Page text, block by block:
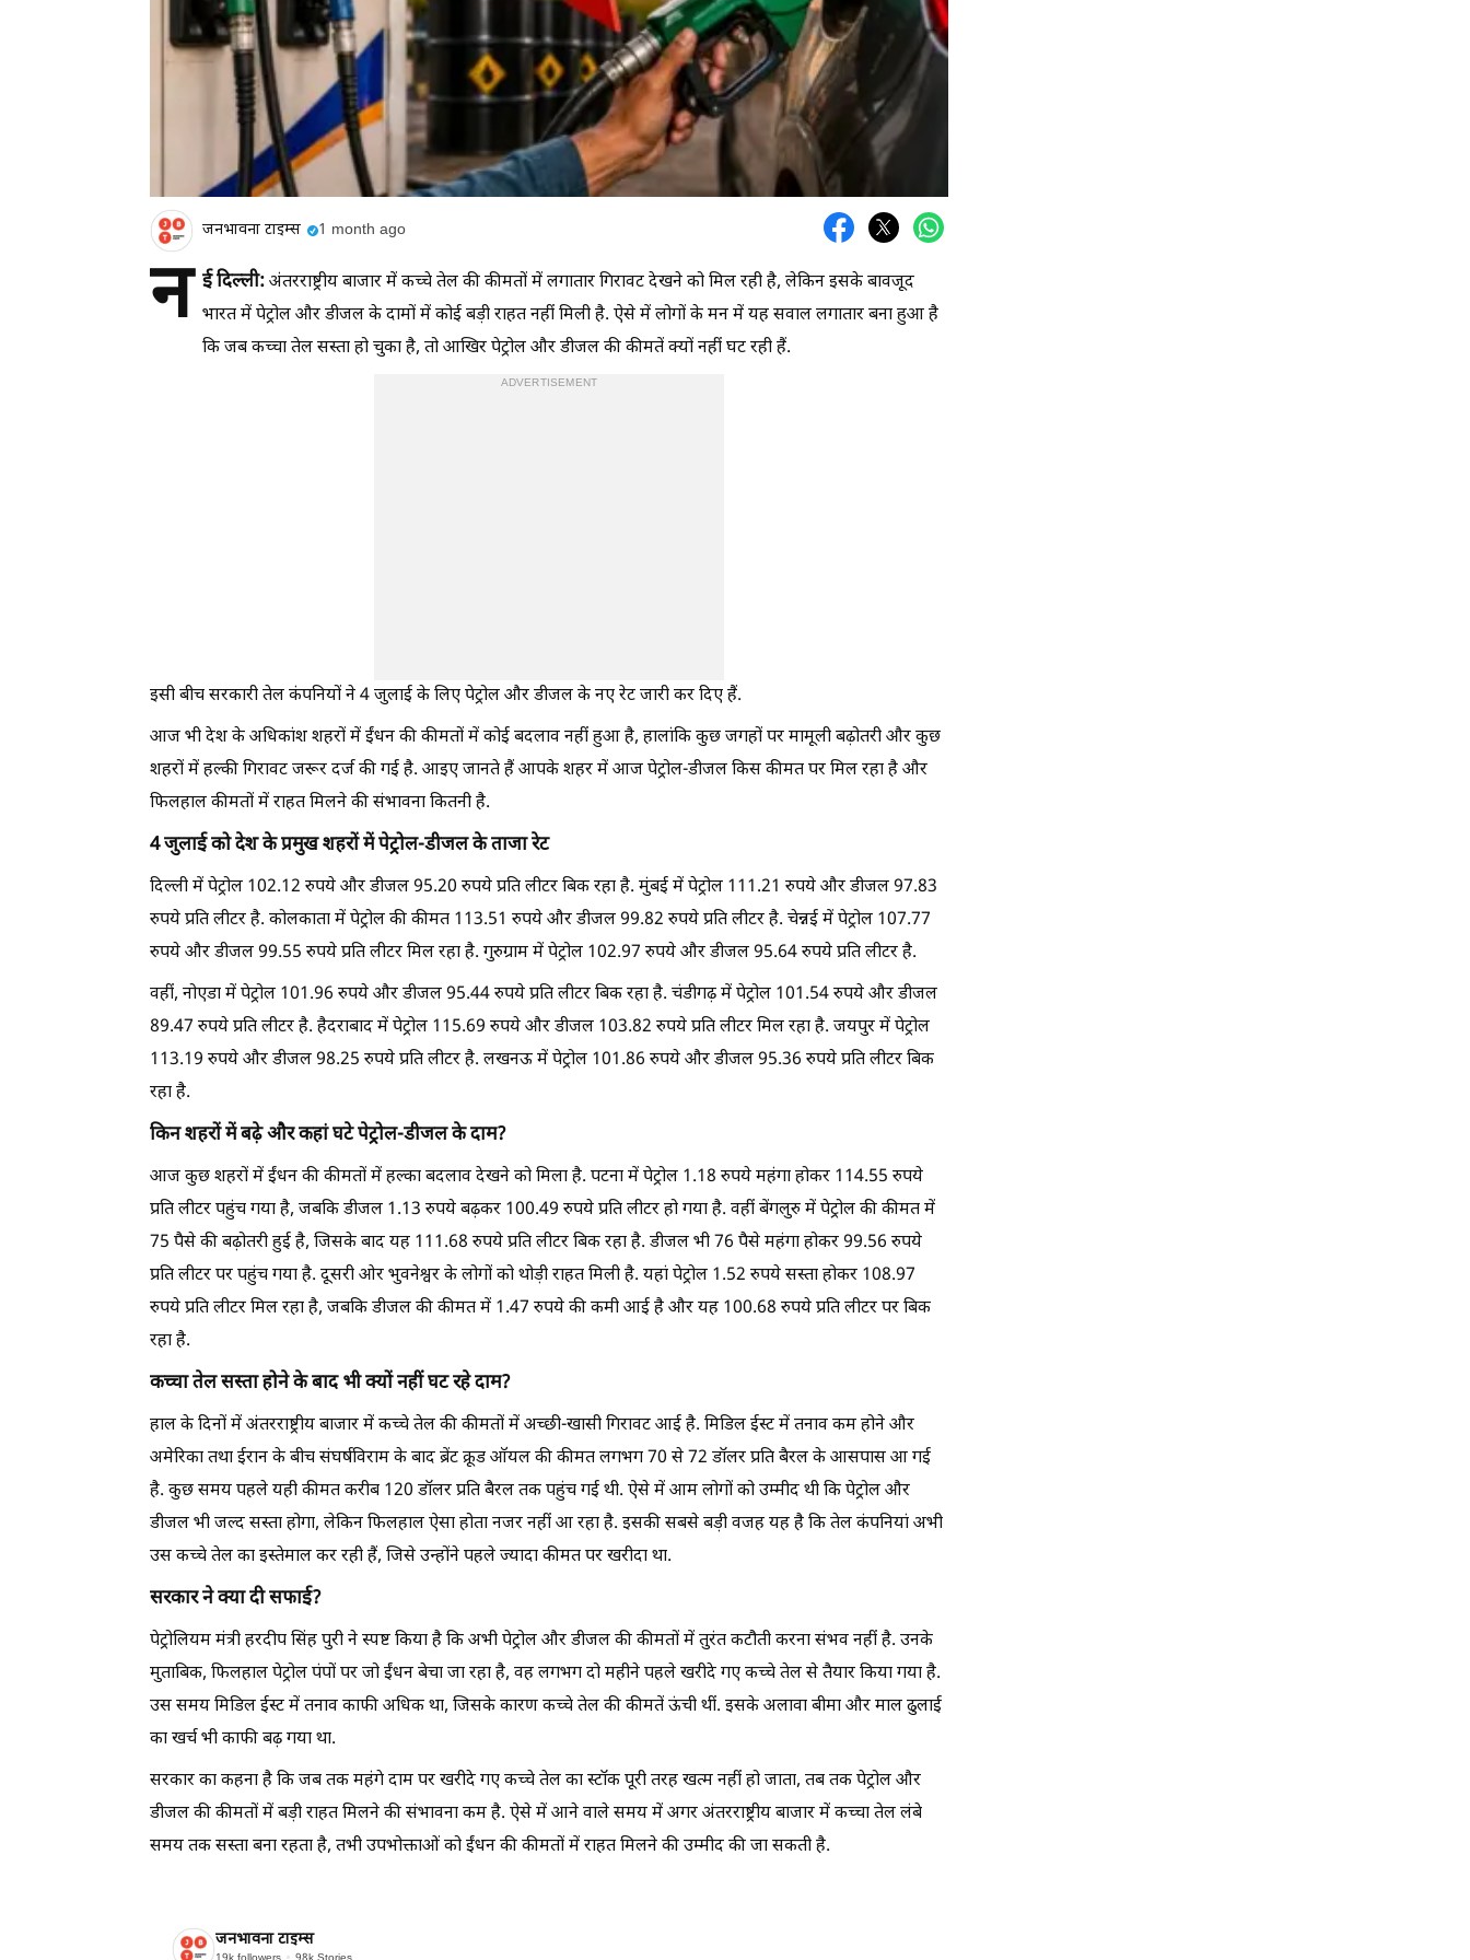
जनभावना टाइम्स 1 month ago
न ई दिल्ली:अंतरराष्ट्रीय बाजार में कच्चे तेल की कीमतों में लगातार गिरावट देखने को मिल रही है, लेकिन इसके बावजूद
भारत में पेट्रोल और डीजल के दामों में कोई बड़ी राहत नहीं मिली है. ऐसे में लोगों के मन में यह सवाल लगातार बना हुआ है
कि जब कच्चा तेल सस्ता हो चुका है, तो आखिर पेट्रोल और डीजल की कीमतें क्यों नहीं घट रही हैं.
ADVERTISEMENT
इसी बीच सरकारी तेल कंपनियों ने 4 जुलाई के लिए पेट्रोल और डीजल के नए रेट जारी कर दिए हैं.
आज भी देश के अधिकांश शहरों में ईंधन की कीमतों में कोई बदलाव नहीं हुआ है, हालांकि कुछ जगहों पर मामूली बढ़ोतरी और कुछ
शहरों में हल्की गिरावट जरूर दर्ज की गई है. आइए जानते हैं आपके शहर में आज पेट्रोल-डीजल किस कीमत पर मिल रहा है और
फिलहाल कीमतों में राहत मिलने की संभावना कितनी है.
4 जुलाई को देश के प्रमुख शहरों में पेट्रोल-डीजल के ताजा रेट
दिल्ली में पेट्रोल 102.12 रुपये और डीजल 95.20 रुपये प्रति लीटर बिक रहा है. मुंबई में पेट्रोल 111.21 रुपये और डीजल 97.83
रुपये प्रति लीटर है. कोलकाता में पेट्रोल की कीमत 113.51 रुपये और डीजल 99.82 रुपये प्रति लीटर है. चेन्नई में पेट्रोल 107.77
रुपये और डीजल 99.55 रुपये प्रति लीटर मिल रहा है. गुरुग्राम में पेट्रोल 102.97 रुपये और डीजल 95.64 रुपये प्रति लीटर है.
वहीं, नोएडा में पेट्रोल 101.96 रुपये और डीजल 95.44 रुपये प्रति लीटर बिक रहा है. चंडीगढ़ में पेट्रोल 101.54 रुपये और डीजल
89.47 रुपये प्रति लीटर है. हैदराबाद में पेट्रोल 115.69 रुपये और डीजल 103.82 रुपये प्रति लीटर मिल रहा है. जयपुर में पेट्रोल
113.19 रुपये और डीजल 98.25 रुपये प्रति लीटर है. लखनऊ में पेट्रोल 101.86 रुपये और डीजल 95.36 रुपये प्रति लीटर बिक
रहा है.
किन शहरों में बढ़े और कहां घटे पेट्रोल-डीजल के दाम?
आज कुछ शहरों में ईंधन की कीमतों में हल्का बदलाव देखने को मिला है. पटना में पेट्रोल 1.18 रुपये महंगा होकर 114.55 रुपये
प्रति लीटर पहुंच गया है, जबकि डीजल 1.13 रुपये बढ़कर 100.49 रुपये प्रति लीटर हो गया है. वहीं बेंगलुरु में पेट्रोल की कीमत में
75 पैसे की बढ़ोतरी हुई है, जिसके बाद यह 111.68 रुपये प्रति लीटर बिक रहा है. डीजल भी 76 पैसे महंगा होकर 99.56 रुपये
प्रति लीटर पर पहुंच गया है. दूसरी ओर भुवनेश्वर के लोगों को थोड़ी राहत मिली है. यहां पेट्रोल 1.52 रुपये सस्ता होकर 108.97
रुपये प्रति लीटर मिल रहा है, जबकि डीजल की कीमत में 1.47 रुपये की कमी आई है और यह 100.68 रुपये प्रति लीटर पर बिक
रहा है.
कच्चा तेल सस्ता होने के बाद भी क्यों नहीं घट रहे दाम?
हाल के दिनों में अंतरराष्ट्रीय बाजार में कच्चे तेल की कीमतों में अच्छी-खासी गिरावट आई है. मिडिल ईस्ट में तनाव कम होने और
अमेरिका तथा ईरान के बीच संघर्षविराम के बाद ब्रेंट क्रूड ऑयल की कीमत लगभग 70 से 72 डॉलर प्रति बैरल के आसपास आ गई
है. कुछ समय पहले यही कीमत करीब 120 डॉलर प्रति बैरल तक पहुंच गई थी. ऐसे में आम लोगों को उम्मीद थी कि पेट्रोल और
डीजल भी जल्द सस्ता होगा, लेकिन फिलहाल ऐसा होता नजर नहीं आ रहा है. इसकी सबसे बड़ी वजह यह है कि तेल कंपनियां अभी
उस कच्चे तेल का इस्तेमाल कर रही हैं, जिसे उन्होंने पहले ज्यादा कीमत पर खरीदा था.
सरकार ने क्या दी सफाई?
पेट्रोलियम मंत्री हरदीप सिंह पुरी ने स्पष्ट किया है कि अभी पेट्रोल और डीजल की कीमतों में तुरंत कटौती करना संभव नहीं है. उनके
मुताबिक, फिलहाल पेट्रोल पंपों पर जो ईंधन बेचा जा रहा है, वह लगभग दो महीने पहले खरीदे गए कच्चे तेल से तैयार किया गया है.
उस समय मिडिल ईस्ट में तनाव काफी अधिक था, जिसके कारण कच्चे तेल की कीमतें ऊंची थीं. इसके अलावा बीमा और माल ढुलाई
का खर्च भी काफी बढ़ गया था.
सरकार का कहना है कि जब तक महंगे दाम पर खरीदे गए कच्चे तेल का स्टॉक पूरी तरह खत्म नहीं हो जाता, तब तक पेट्रोल और
डीजल की कीमतों में बड़ी राहत मिलने की संभावना कम है. ऐसे में आने वाले समय में अगर अंतरराष्ट्रीय बाजार में कच्चा तेल लंबे
समय तक सस्ता बना रहता है, तभी उपभोक्ताओं को ईंधन की कीमतों में राहत मिलने की उम्मीद की जा सकती है.
जनभावना टाइम्स